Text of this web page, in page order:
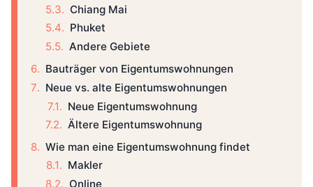
Chiang Mai
Phuket
Andere Gebiete
Bauträger von Eigentumswohnungen
Neue vs. alte Eigentumswohnungen
Neue Eigentumswohnung
Ältere Eigentumswohnung
Wie man eine Eigentumswohnung findet
Makler
Online